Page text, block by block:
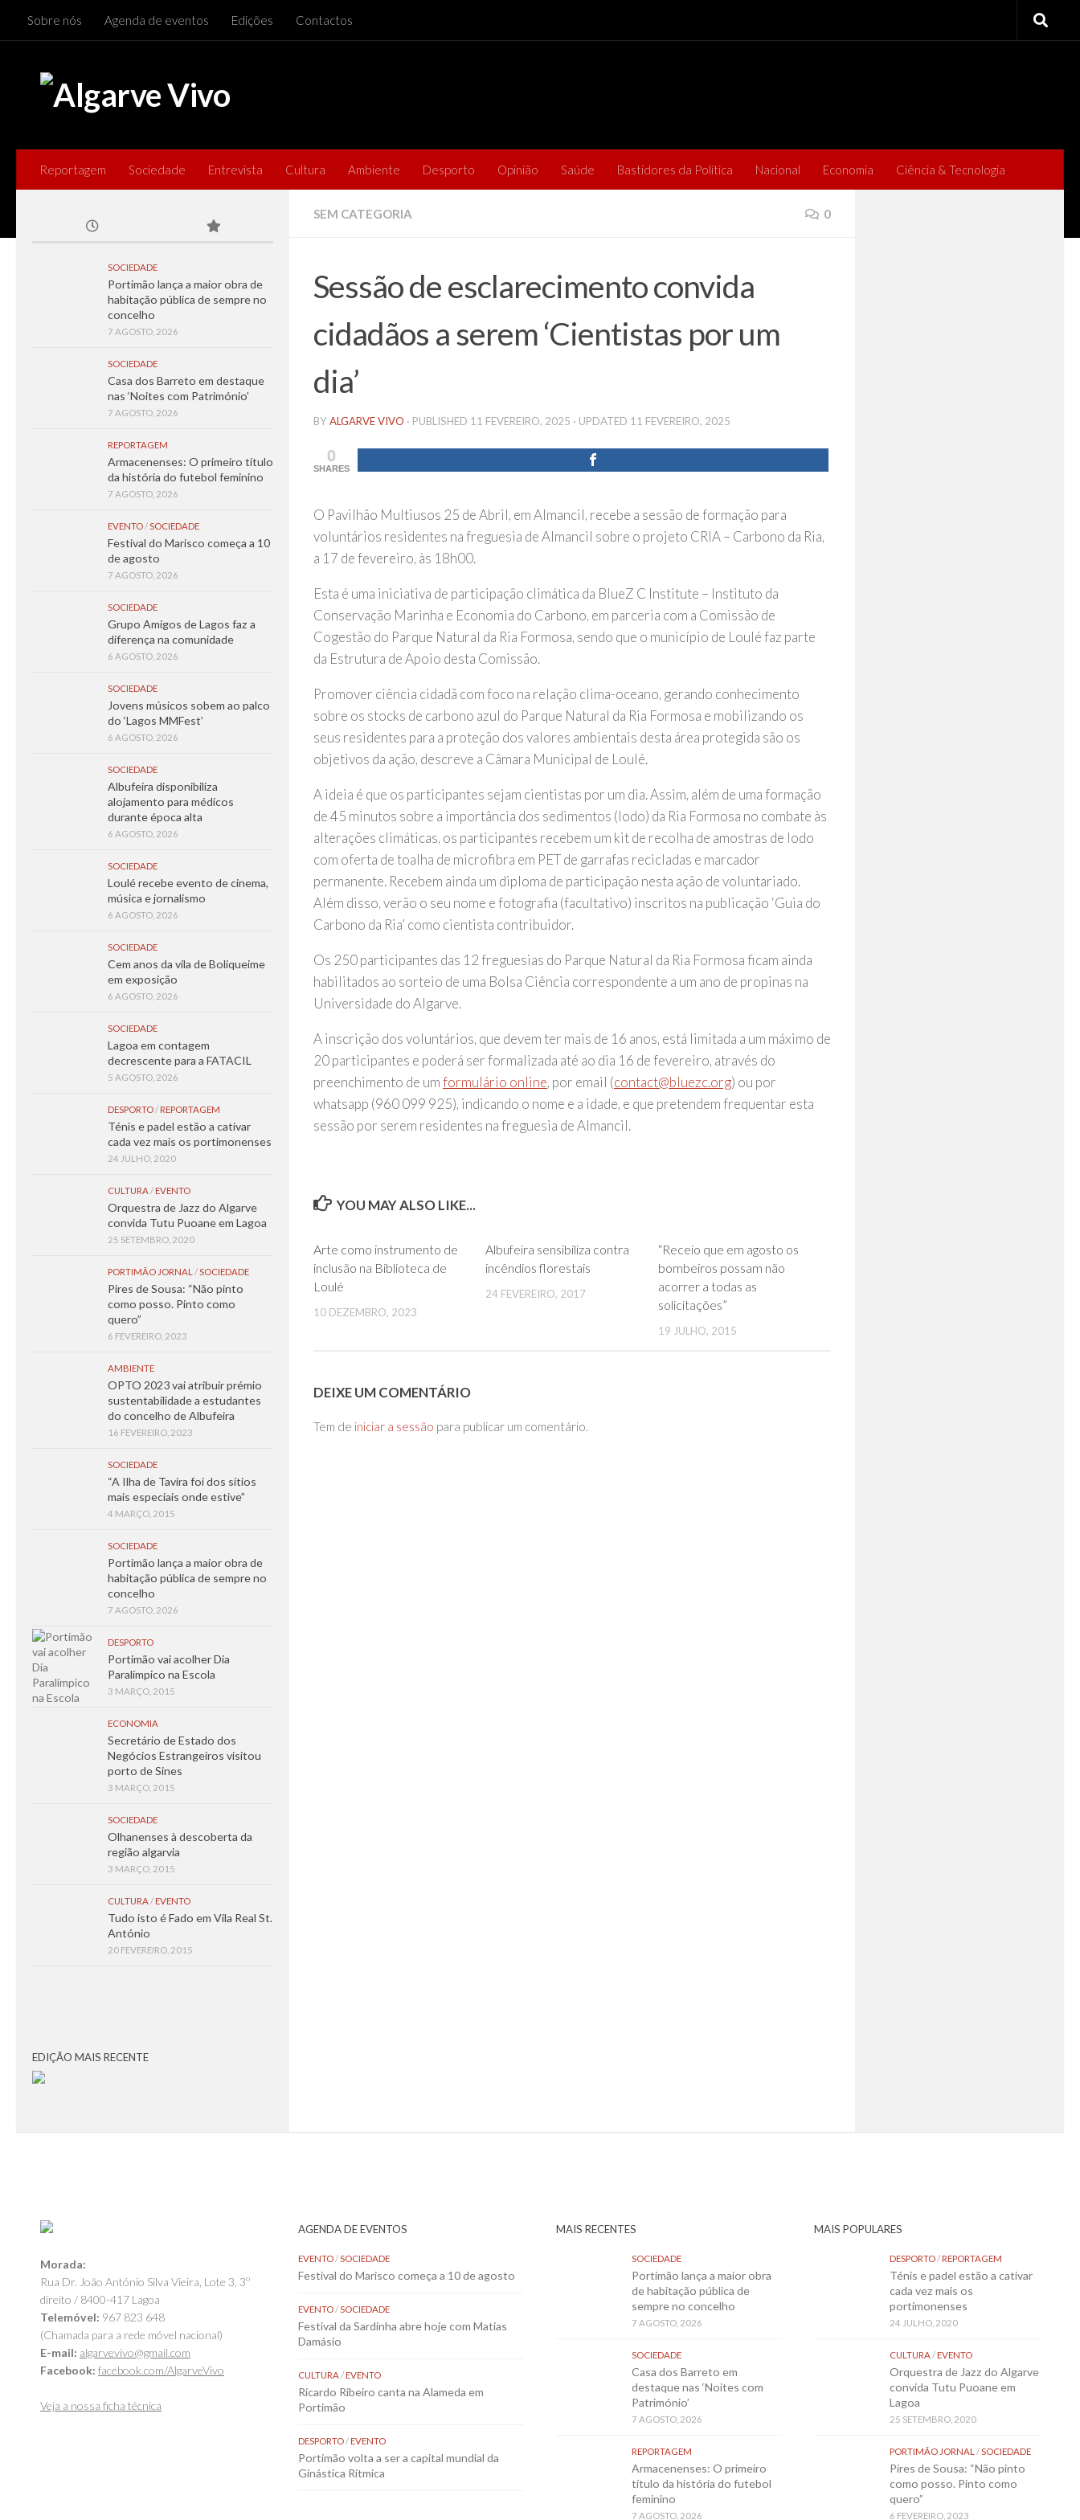
Skip to content
Sobre nós Agenda de eventos Edições Contactos
Reportagem Sociedade Entrevista Cultura Ambiente Desporto Opinião Saúde Bastidores da Política Nacional Economia Ciência & Tecnologia
SEM CATEGORIA 0
Sessão de esclarecimento convida
cidadãos a serem ‘Cientistas por um
dia’
BY ALGARVE VIVO · PUBLISHED 11 FEVEREIRO, 2025 · UPDATED 11 FEVEREIRO, 2025
0
SHARES
O Pavilhão Multiusos 25 de Abril, em Almancil, recebe a sessão de formação para
voluntários residentes na freguesia de Almancil sobre o projeto CRIA – Carbono da Ria,
a 17 de fevereiro, às 18h00.
Esta é uma iniciativa de participação climática da BlueZ C Institute – Instituto da
Conservação Marinha e Economia do Carbono, em parceria com a Comissão de
Cogestão do Parque Natural da Ria Formosa, sendo que o município de Loulé faz parte
da Estrutura de Apoio desta Comissão.
Promover ciência cidadã com foco na relação clima-oceano, gerando conhecimento
sobre os stocks de carbono azul do Parque Natural da Ria Formosa e mobilizando os
seus residentes para a proteção dos valores ambientais desta área protegida são os
objetivos da ação, descreve a Câmara Municipal de Loulé.
A ideia é que os participantes sejam cientistas por um dia. Assim, além de uma formação
de 45 minutos sobre a importância dos sedimentos (lodo) da Ria Formosa no combate às
alterações climáticas, os participantes recebem um kit de recolha de amostras de lodo
com oferta de toalha de microfibra em PET de garrafas recicladas e marcador
permanente. Recebem ainda um diploma de participação nesta ação de voluntariado.
Além disso, verão o seu nome e fotografia (facultativo) inscritos na publicação ‘Guia do
Carbono da Ria’ como cientista contribuidor.
Os 250 participantes das 12 freguesias do Parque Natural da Ria Formosa ficam ainda
habilitados ao sorteio de uma Bolsa Ciência correspondente a um ano de propinas na
Universidade do Algarve.
A inscrição dos voluntários, que devem ter mais de 16 anos, está limitada a um máximo de
20 participantes e poderá ser formalizada até ao dia 16 de fevereiro, através do
preenchimento de umformulário online, por email (contact@bluezc.org) ou por
whatsapp (960 099 925), indicando o nome e a idade, e que pretendem frequentar esta
sessão por serem residentes na freguesia de Almancil.
YOU MAY ALSO LIKE...
Arte como instrumento de
inclusão na Biblioteca de
Loulé
10 DEZEMBRO, 2023
Albufeira sensibiliza contra
incêndios florestais
24 FEVEREIRO, 2017
“Receio que em agosto os
bombeiros possam não
acorrer a todas as
solicitações”
19 JULHO, 2015
DEIXE UM COMENTÁRIO
Tem de iniciar a sessão para publicar um comentário.
SOCIEDADE
Portimão lança a maior obra de
habitação pública de sempre no
concelho
7 AGOSTO, 2026
SOCIEDADE
Casa dos Barreto em destaque
nas ‘Noites com Património’
7 AGOSTO, 2026
REPORTAGEM
Armacenenses: O primeiro título
da história do futebol feminino
7 AGOSTO, 2026
EVENTO/SOCIEDADE
Festival do Marisco começa a 10
de agosto
7 AGOSTO, 2026
SOCIEDADE
Grupo Amigos de Lagos faz a
diferença na comunidade
6 AGOSTO, 2026
SOCIEDADE
Jovens músicos sobem ao palco
do ‘Lagos MMFest’
6 AGOSTO, 2026
SOCIEDADE
Albufeira disponibiliza
alojamento para médicos
durante época alta
6 AGOSTO, 2026
SOCIEDADE
Loulé recebe evento de cinema,
música e jornalismo
6 AGOSTO, 2026
SOCIEDADE
Cem anos da vila de Boliqueime
em exposição
6 AGOSTO, 2026
SOCIEDADE
Lagoa em contagem
decrescente para a FATACIL
5 AGOSTO, 2026
DESPORTO/ REPORTAGEM
Ténis e padel estão a cativar
cada vez mais os portimonenses
24 JULHO, 2020
CULTURA/ EVENTO
Orquestra de Jazz do Algarve
convida Tutu Puoane em Lagoa
25 SETEMBRO, 2020
PORTIMÃO JORNAL /SOCIEDADE
Pires de Sousa: “Não pinto
como posso. Pinto como
quero”
6 FEVEREIRO, 2023
AMBIENTE
OPTO 2023 vai atribuir prémio
sustentabilidade a estudantes
do concelho de Albufeira
16 FEVEREIRO, 2023
SOCIEDADE
“A Ilha de Tavira foi dos sítios
mais especiais onde estive”
4 MARÇO, 2015
SOCIEDADE
Portimão lança a maior obra de
habitação pública de sempre no
concelho
7 AGOSTO, 2026
DESPORTO
Portimão vai acolher Dia
Paralímpico na Escola
3 MARÇO, 2015
ECONOMIA
Secretário de Estado dos
Negócios Estrangeiros visitou
porto de Sines
3 MARÇO, 2015
SOCIEDADE
Olhanenses à descoberta da
região algarvia
3 MARÇO, 2015
CULTURA/ EVENTO
Tudo isto é Fado em Vila Real St.
António
20 FEVEREIRO, 2015
EDIÇÃO MAIS RECENTE
Morada:
Rua Dr. João António Silva Vieira, Lote 3, 3º
direito / 8400-417 Lagoa
Telemóvel: 967 823 648
(Chamada para a rede móvel nacional)
E-mail: algarvevivo@gmail.com
Facebook: facebook.com/AlgarveVivo
Veja a nossa ficha técnica
AGENDA DE EVENTOS
EVENTO/SOCIEDADE
Festival do Marisco começa a 10 de agosto
EVENTO/SOCIEDADE
Festival da Sardinha abre hoje com Matias
Damásio
CULTURA/EVENTO
Ricardo Ribeiro canta na Alameda em
Portimão
DESPORTO/EVENTO
Portimão volta a ser a capital mundial da
Ginástica Rítmica
MAIS RECENTES
SOCIEDADE
Portimão lança a maior obra
de habitação pública de
sempre no concelho
7 AGOSTO, 2026
SOCIEDADE
Casa dos Barreto em
destaque nas ‘Noites com
Património’
7 AGOSTO, 2026
REPORTAGEM
Armacenenses: O primeiro
título da história do futebol
feminino
7 AGOSTO, 2026
MAIS POPULARES
DESPORTO/REPORTAGEM
Ténis e padel estão a cativar
cada vez mais os
portimonenses
24 JULHO, 2020
CULTURA/EVENTO
Orquestra de Jazz do Algarve
convida Tutu Puoane em
Lagoa
25 SETEMBRO, 2020
PORTIMÃO JORNAL /SOCIEDADE
Pires de Sousa: “Não pinto
como posso. Pinto como
quero”
6 FEVEREIRO, 2023